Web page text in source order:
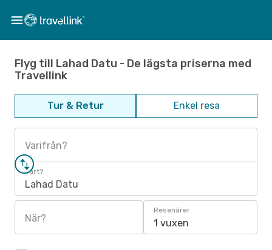
Flyg till Lahad Datu - De lägsta priserna med
Travellink
Tur & Retur Enkel resa
Varifrån?
Vart?
Lahad Datu
När?
Resenärer
1 vuxen